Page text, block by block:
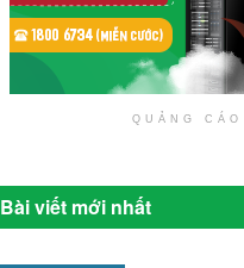
QUẢNG CÁO
Bài viết mới nhất